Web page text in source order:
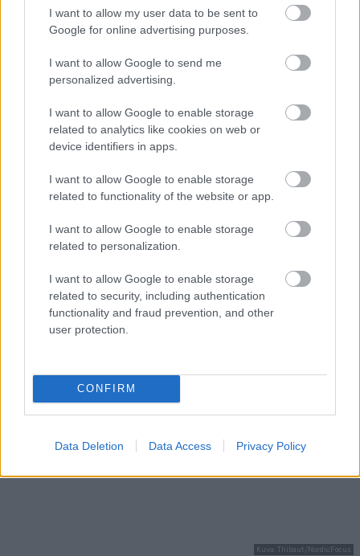
I want to allow my user data to be sent to
Google for online advertising purposes.
I want to allow Google to send me
personalized advertising.
I want to allow Google to enable storage
related to analytics like cookies on web or
device identifiers in apps.
I want to allow Google to enable storage
related to functionality of the website or app.
I want to allow Google to enable storage
related to personalization.
I want to allow Google to enable storage
related to security, including authentication
functionality and fraud prevention, and other
user protection.
CONFIRM
Data Deletion Data Access Privacy Policy
Tilaa uutiskirjeemme
Tilaa
LUETUIMMAT
LISÄÄ ARTIKKELEITA
Kuva: Thibaut/NordicFocus